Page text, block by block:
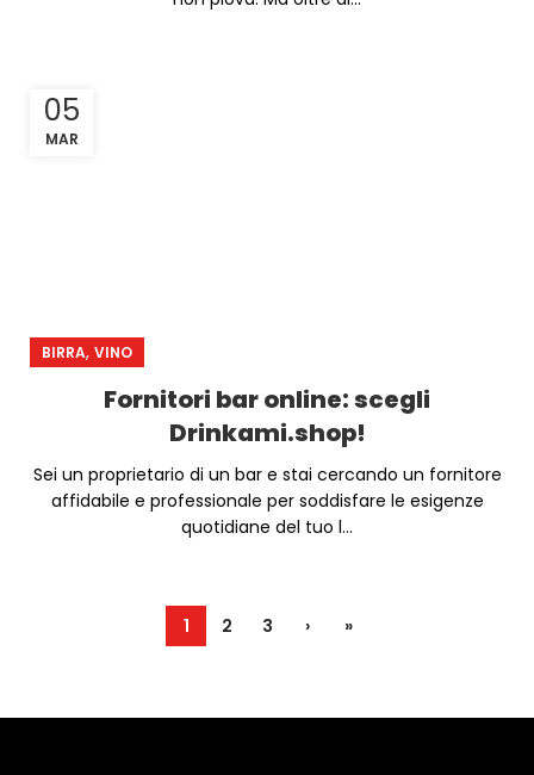
05
MAR
BIRRA, VINO
Fornitori bar online: scegli
Drinkami.shop!
Sei un proprietario di un bar e stai cercando un fornitore
affidabile e professionale per soddisfare le esigenze
quotidiane del tuo l...
1 2 3 › »